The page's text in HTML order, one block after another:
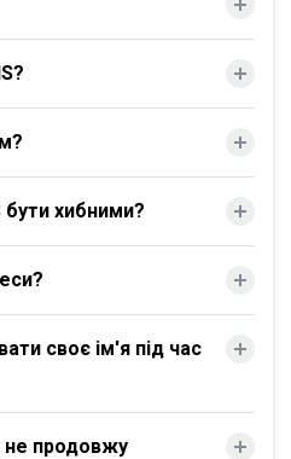
бути хибними?
своє ім'я під час
продовжу